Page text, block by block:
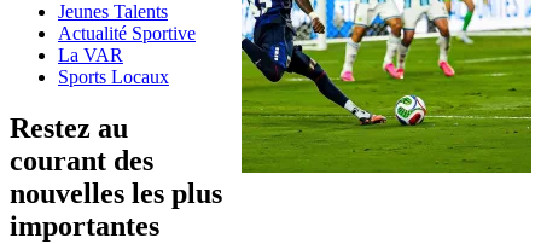
Jeunes Talents
Actualité Sportive
La VAR
Sports Locaux
Restez au
courant des
nouvelles les plus
importantes